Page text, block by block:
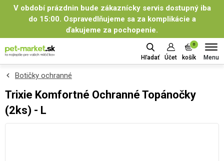
V období prázdnin bude zákaznícky servis dostupný iba
do 15:00. Ospravedlňujeme sa za komplikácie a
ďakujeme za pochopenie.
Hľadať Účet
0
košík Menu
Botičky ochranné
Trixie Komfortné Ochranné Topánočky
(2ks) - L